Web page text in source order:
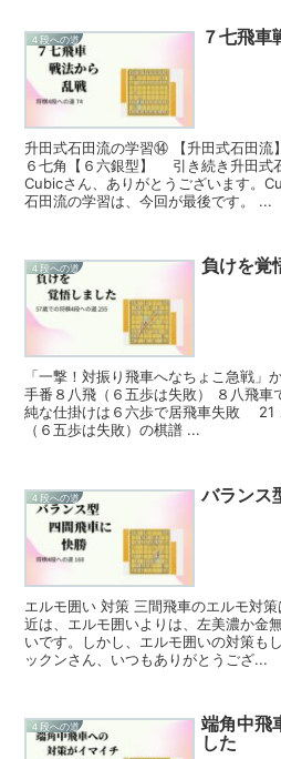
４段への道 ７七飛車
升田式石田流の学習⑭ 【升田式石田
６七角【６六銀型】 引き続き升田式
Cubicさん、ありがとうございます。
石田流の学習は、今回が最後です。 ...
４段への道 負けを覚
「一撃！対振り飛車へなちょこ急戦」
手番８八飛（６五歩は失敗） ８八飛車
純な仕掛けは６六歩で居飛車失敗 21
（６五歩は失敗）の棋譜 ...
４段への道 バランス
エルモ囲い 対策 三間飛車のエルモ対
近は、エルモ囲いよりは、左美濃か金
いです。しかし、エルモ囲いの対策も
ックンさん、いつもありがとうござ...
４段への道
端角中飛
した